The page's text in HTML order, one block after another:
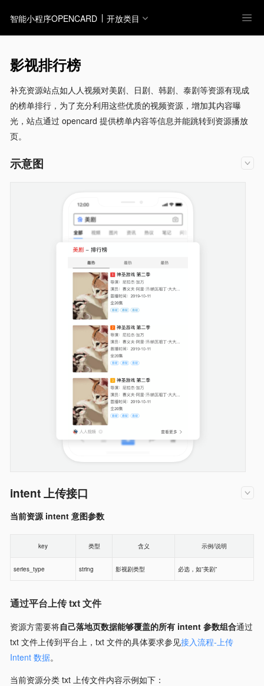
智能小程序OPENCARD 开放类目
影视排行榜
补充资源站点如人人视频对美剧、日剧、韩剧、泰剧等资源有现成
的榜单排行，为了充分利用这些优质的视频资源，增加其内容曝
光，站点通过 opencard 提供榜单内容等信息并能跳转到资源播放
页。
示意图
intent 上传接口
当前资源 intent 意图参数
key 类型 含义 示例/说明
series_type string 影视剧类型 必选，如”美剧”
通过平台上传 txt 文件
资源方需要将自己落地页数据能够覆盖的所有 intent 参数组合通过
txt 文件上传到平台上，txt 文件的具体要求参见接入流程-上传
Intent 数据。
当前资源分类 txt 上传文件内容示例如下：